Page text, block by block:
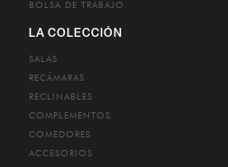
BOLSA DE TRABAJO
LA COLECCIÓN
SALAS
RECÁMARAS
RECLINABLES
COMPLEMENTOS
COMEDORES
ACCESORIOS